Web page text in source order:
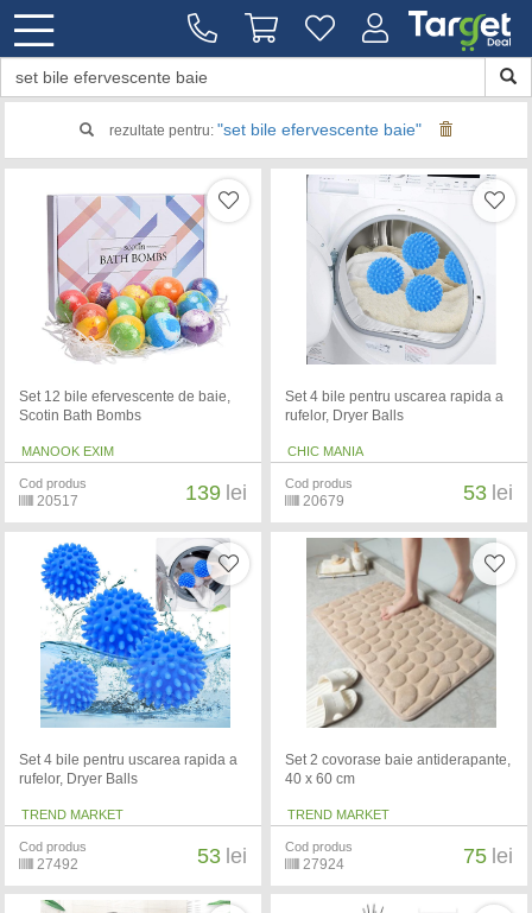
rezultate pentru: "set bile efervescente baie"
Set 12 bile efervescente de baie,
Scotin Bath Bombs
MANOOK EXIM
Cod produs
20517 139 lei
Set 4 bile pentru uscarea rapida a
rufelor, Dryer Balls
CHIC MANIA
Cod produs
20679 53 lei
Set 4 bile pentru uscarea rapida a
rufelor, Dryer Balls
TREND MARKET
Cod produs
27492 53 lei
Set 2 covorase baie antiderapante,
40 x 60 cm
TREND MARKET
Cod produs
27924 75 lei